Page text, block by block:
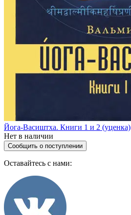
Йога-Васиштха. Книги 1 и 2 (уценка)
Нет в наличии
Сообщить о поступлении
Оставайтесь с нами: